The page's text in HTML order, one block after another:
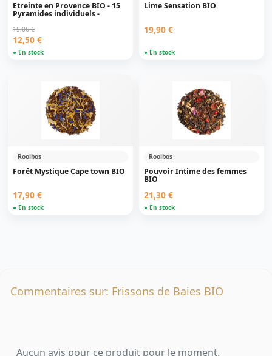
Etreinte en Provence BIO - 15
Pyramides individuels -
15,06 €
12,50 €
● En stock
Lime Sensation BIO
19,90 €
● En stock
Rooibos
Forêt Mystique Cape town BIO
17,90 €
● En stock
Rooibos
Pouvoir Intime des femmes
BIO
21,30 €
● En stock
Commentaires sur: Frissons de Baies BIO
Aucun avis pour ce produit pour le moment.